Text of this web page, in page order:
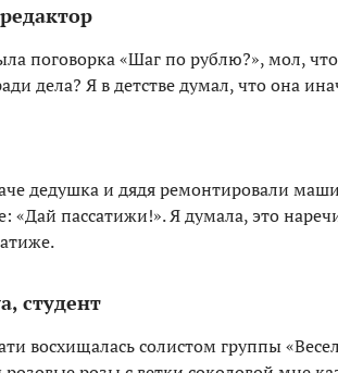
поговорка «Шаг по рублю?», мол,
дела? Я в детстве думал, что она
дедушка и дядя ремонтировали
«Дай пассатижи!». Я думала, это
студент
восхищалась солистом группы